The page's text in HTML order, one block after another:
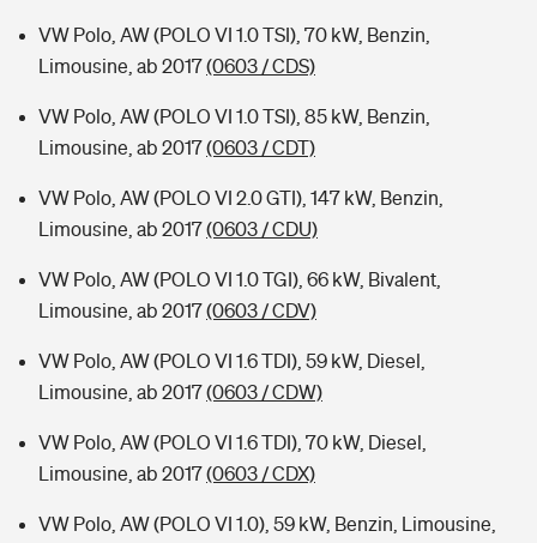
VW Polo, AW (POLO VI 1.0 TSI), 70 kW, Benzin,
Limousine, ab 2017(0603 / CDS)
VW Polo, AW (POLO VI 1.0 TSI), 85 kW, Benzin,
Limousine, ab 2017(0603 / CDT)
VW Polo, AW (POLO VI 2.0 GTI), 147 kW, Benzin,
Limousine, ab 2017(0603 / CDU)
VW Polo, AW (POLO VI 1.0 TGI), 66 kW, Bivalent,
Limousine, ab 2017(0603 / CDV)
VW Polo, AW (POLO VI 1.6 TDI), 59 kW, Diesel,
Limousine, ab 2017(0603 / CDW)
VW Polo, AW (POLO VI 1.6 TDI), 70 kW, Diesel,
Limousine, ab 2017(0603 / CDX)
VW Polo, AW (POLO VI 1.0), 59 kW, Benzin, Limousine,